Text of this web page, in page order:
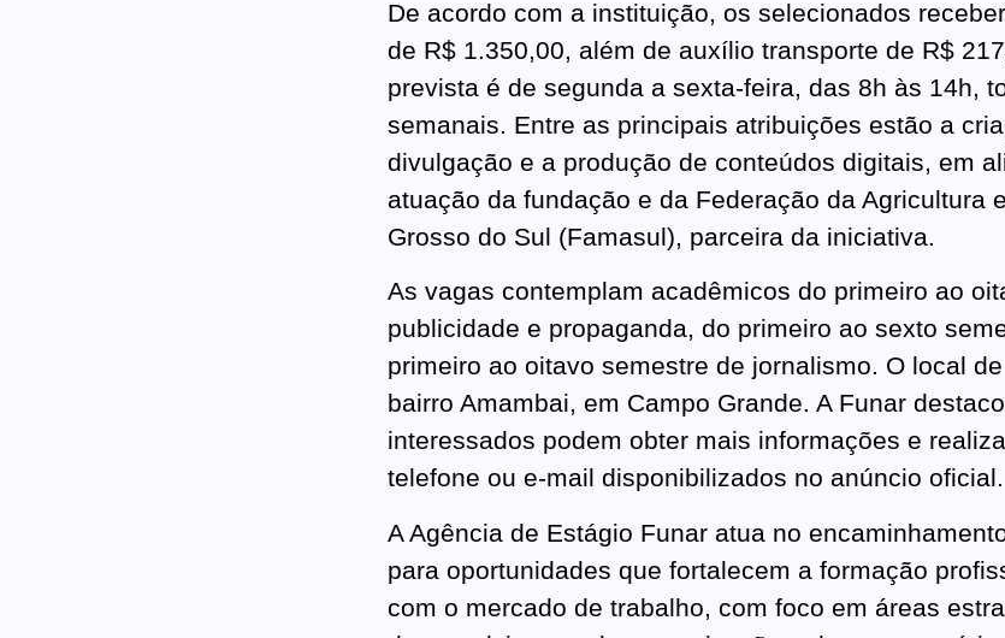
De acordo com a instituição, os selecionados
de R$ 1.350,00, além de auxílio transporte de R$
prevista é de segunda a sexta-feira, das 8h às 14h,
semanais. Entre as principais atribuições estão a
divulgação e a produção de conteúdos digitais, em
atuação da fundação e da Federação da Agricultura
Grosso do Sul (Famasul), parceira da iniciativa.
As vagas contemplam acadêmicos do primeiro ao
publicidade e propaganda, do primeiro ao sexto
primeiro ao oitavo semestre de jornalismo. O local
bairro Amambai, em Campo Grande. A Funar
interessados podem obter mais informações e
telefone ou e-mail disponibilizados no anúncio oficial.
A Agência de Estágio Funar atua no
para oportunidades que fortalecem a formação
com o mercado de trabalho, com foco em áreas